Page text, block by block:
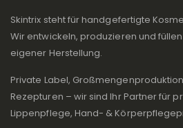
Skintrix steht für handgefertigte
Wir entwickeln, produzieren und
eigener Herstellung.
Private Label,
Rezepturen – wir sind Ihr Partner für
Lippenpflege, Hand- &